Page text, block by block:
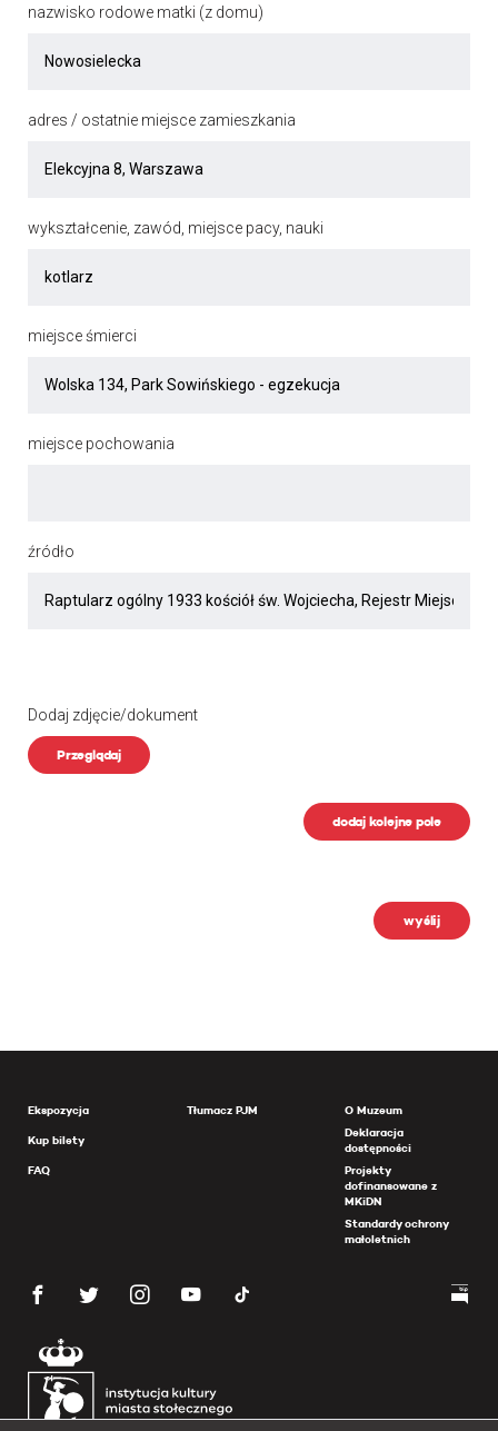
nazwisko rodowe matki (z domu)
adres / ostatnie miejsce zamieszkania
wykształcenie, zawód, miejsce pacy, nauki
miejsce śmierci
miejsce pochowania
źródło
Dodaj zdjęcie/dokument
Przeglądaj
dodaj kolejne pole
wyślij
Ekspozycja
Kup bilety
FAQ
Tłumacz PJM
O Muzeum
Deklaracja
dostępności
Projekty
dofinansowane z
MKiDN
Standardy ochrony
małoletnich